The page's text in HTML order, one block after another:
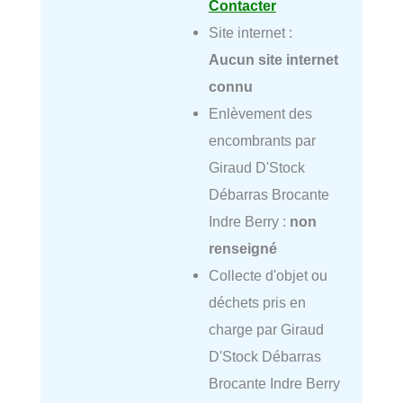
Contacter
Site internet :
Aucun site internet
connu
Enlèvement des
encombrants par
Giraud D'Stock
Débarras Brocante
Indre Berry : non
renseigné
Collecte d'objet ou
déchets pris en
charge par Giraud
D'Stock Débarras
Brocante Indre Berry